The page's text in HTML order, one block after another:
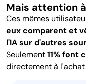
Mais attention
Ces mêmes
eux comparent et
l'IA sur d'autres
Seulement11% font
directement à